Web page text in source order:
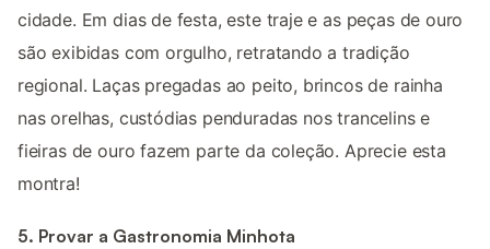
cidade. Em dias de festa, este traje e as peças de ouro
são exibidas com orgulho, retratando a tradição
regional. Laças pregadas ao peito, brincos de rainha
nas orelhas, custódias penduradas nos trancelins e
fieiras de ouro fazem parte da coleção. Aprecie esta
montra!
5. Provar a Gastronomia Minhota